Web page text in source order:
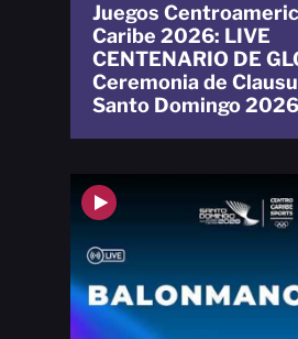
Juegos
Caribe 2026: LIVE
CENTENARIO DE
Ceremonia de
Santo Domingo 2026